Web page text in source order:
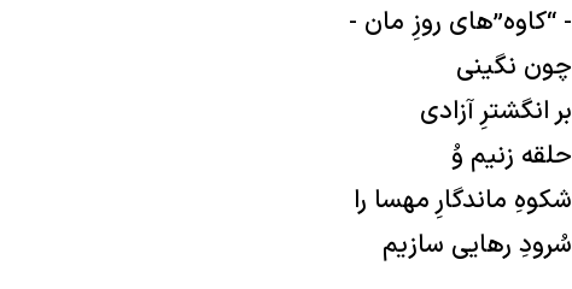
- “کاوه”های روزِ مان -
چون نگینی
بر انگشترِ آزادی
حلقه زنیم وُ
شکوهِ ماندگارِ مهسا را
سُرودِ رهایی سازیم